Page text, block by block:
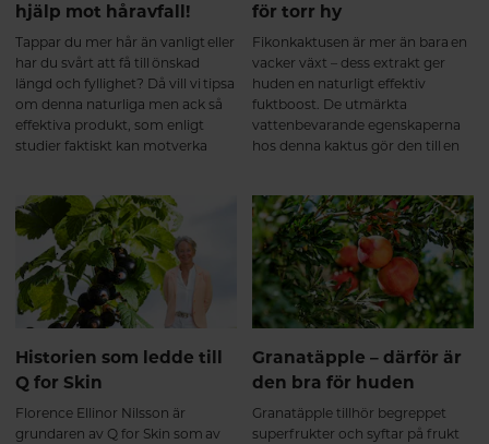
hjälp mot håravfall!
Tappar du mer hår än vanligt eller
har du svårt att få till önskad
längd och fyllighet? Då vill vi tipsa
om denna naturliga men ack så
effektiva produkt, som enligt
studier faktiskt kan motverka
för torr hy
Fikonkaktusen är mer än bara en
vacker växt – dess extrakt ger
huden en naturligt effektiv
fuktboost. De utmärkta
vattenbevarande egenskaperna
hos denna kaktus gör den till en
Historien som ledde till
Q for Skin
Florence Ellinor Nilsson är
grundaren av Q for Skin som av
Granatäpple – därför är
den bra för huden
Granatäpple tillhör begreppet
superfrukter och syftar på frukt